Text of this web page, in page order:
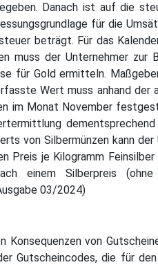
Danach ist auf die
für die
beträgt. Für das
muss der Unternehmer
für Gold ermitteln.
Wert muss anhand der
im Monat November
von Silbermünzen kann
je Kilogramm
einem Silberpreis
03/2024)
von
Gutscheincodes, die für